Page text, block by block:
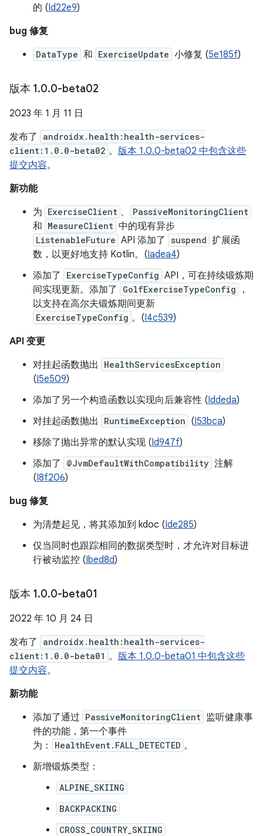
的 (Id22e9)
bug 修复
DataType 和 ExerciseUpdate 小修复 (5e185f)
版本 1.0.0-beta02
2023 年 1 月 11 日
发布了
androidx.health:health-services-
client:1.0.0-beta02 。 版本 1.0.0-beta02 中包含这些
提交内容。
新功能
为 ExerciseClient 、 PassiveMonitoringClient
和 MeasureClient 中的现有异步
ListenableFuture API 添加了 suspend 扩展函
数，以更好地支持 Kotlin。(Iadea4)
添加了
ExerciseTypeConfig API，可在持续锻炼期
间实现更新。添加了
GolfExerciseTypeConfig
，
以支持在高尔夫锻炼期间更新
ExerciseTypeConfig 。(I4c539)
API 变更
对挂起函数抛出
HealthServicesException
(I5e509)
添加了另一个构造函数以实现向后兼容性 (Iddeda)
对挂起函数抛出
RuntimeException (I53bca)
移除了抛出异常的默认实现 (Id947f)
添加了
@JvmDefaultWithCompatibility 注解
(I8f206)
bug 修复
为清楚起见，将其添加到 kdoc (Ide285)
仅当同时也跟踪相同的数据类型时，才允许对目标进
行被动监控 (Ibed8d)
版本 1.0.0-beta01
2022 年 10 月 24 日
发布了
androidx.health:health-services-
client:1.0.0-beta01 。 版本 1.0.0-beta01 中包含这些
提交内容。
新功能
添加了通过 PassiveMonitoringClient 监听健康事
件的功能，第一个事件
为：
HealthEvent.FALL_DETECTED 。
新增锻炼类型：
ALPINE_SKIING
BACKPACKING
CROSS_COUNTRY_SKIING